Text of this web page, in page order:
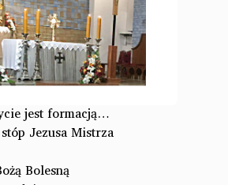
Bogu powiedzieć swoje
oddać Ci siebie przez śluby
formacji… ?
jest formacją…
Jezusa Mistrza
Bolesną